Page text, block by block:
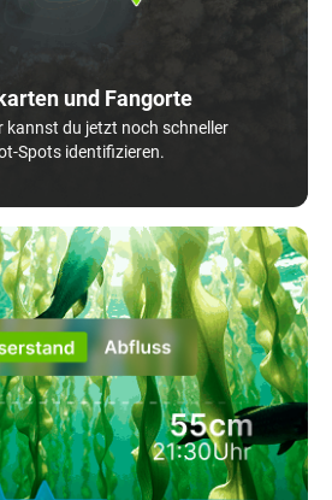
und Fangorte
kannst du jetzt noch schneller
Spots identifizieren.